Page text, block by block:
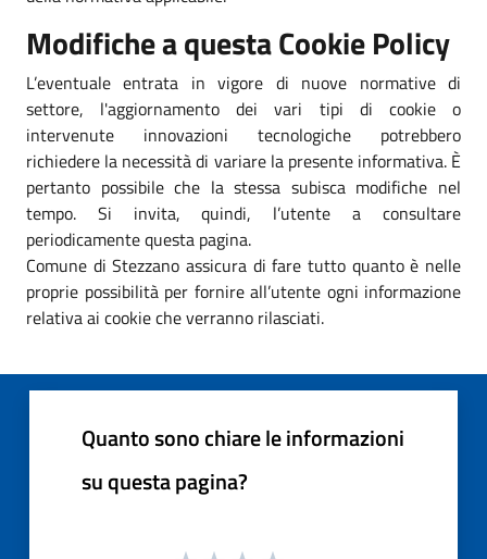
Modifiche a questa Cookie Policy
L’eventuale entrata in vigore di nuove normative di
settore, l'aggiornamento dei vari tipi di cookie o
intervenute innovazioni tecnologiche potrebbero
richiedere la necessità di variare la presente informativa. È
pertanto possibile che la stessa subisca modifiche nel
tempo. Si invita, quindi, l’utente a consultare
periodicamente questa pagina.
Comune di Stezzano assicura di fare tutto quanto è nelle
proprie possibilità per fornire all’utente ogni informazione
relativa ai cookie che verranno rilasciati.
Quanto sono chiare le informazioni
su questa pagina?